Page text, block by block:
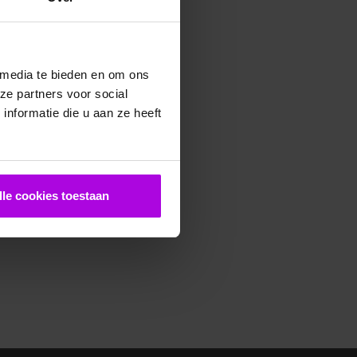
te bieden en om ons
partners voor social
die u aan ze heeft
cookies toestaan